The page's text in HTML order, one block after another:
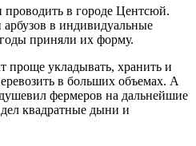
в городе Центсюй.
в индивидуальные
приняли их форму.
проще укладывать, хранить и
в больших объемах. А
фермеров на дальнейшие
квадратные дыни и